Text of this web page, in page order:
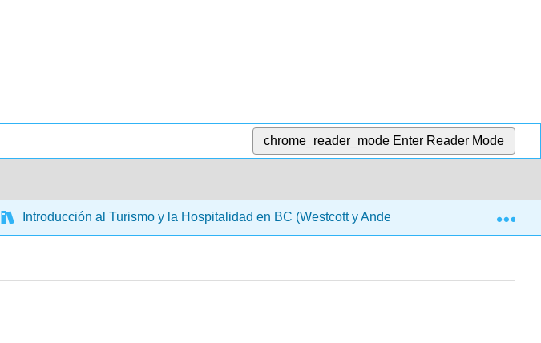
chrome_reader_mode Enter Reader Mode
Introducción al Turismo y la Hospitalidad en BC (Westcott y Anderson) 2da Ed.